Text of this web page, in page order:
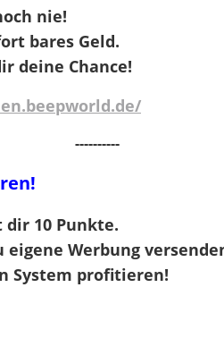
nie!
bares Geld.
deine Chance!
----------
dir 10 Punkte.
eigene Werbung
System profitieren!